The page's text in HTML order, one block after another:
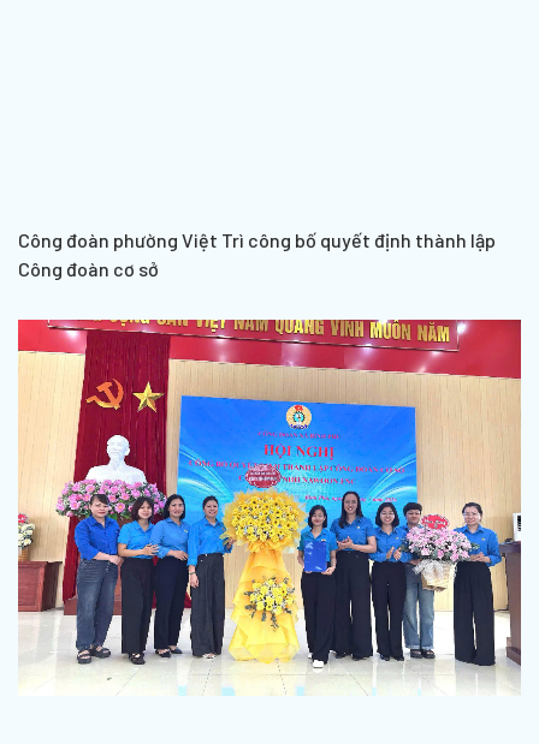
Công đoàn phường Việt Trì công bố quyết định thành lập
Công đoàn cơ sở